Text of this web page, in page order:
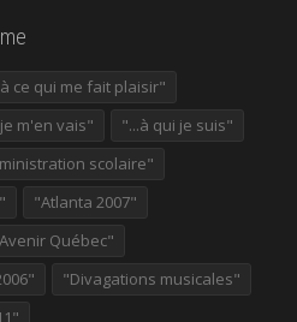
ce qui me fait plaisir"
m'en vais"
"...à qui je suis"
scolaire"
"Atlanta 2007"
Québec"
"Divagations musicales"